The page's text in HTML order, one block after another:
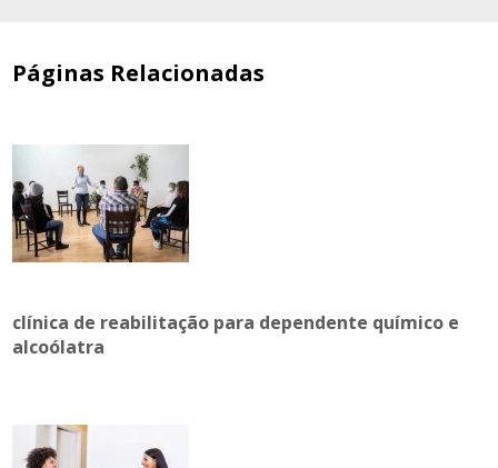
Páginas Relacionadas
clínica de reabilitação para dependente químico e
alcoólatra